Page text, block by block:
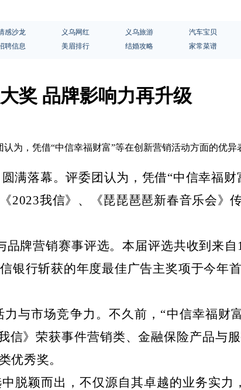
感沙龙 义乌网红 义乌旅游 汽车宝贝
聘信息 美眉排行 结婚攻略 家常菜谱
奖 品牌影响力再升级
为，凭借“中信幸福财富”等在创新营销活动方面的优
满落幕。评委团认为，凭借“中信幸福财
《2023我信》、《琵琵琶琶新春音乐会》
品牌营销赛事评选。本届评选共收到来自 1
银行斩获的年度最佳广告主奖项于今年
力与市场竞争力 。不久前， “中信幸福财
信》荣获事件营销类、金融保险产品与
优秀奖。
脱颖而出， 不仅源自其卓越的业务实力